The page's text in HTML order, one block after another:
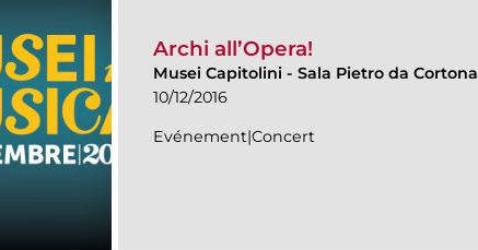
Archi all’Opera!
Musei Capitolini - Sala Pietro da Cortona
10/12/2016
Evénement|Concert